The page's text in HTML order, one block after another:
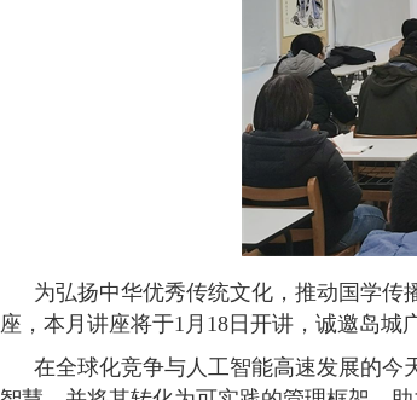
为弘扬中华优秀传统文化，推动国学
座，本月讲座将于1月18日开讲，诚邀岛城
在全球化竞争与人工智能高速发展的今